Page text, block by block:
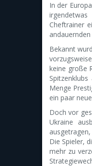
In der
Cheftrainer
Bekannt
keine große
Menge
ein paar
Doch vor
Ukraine
Die Spieler,
mehr zu